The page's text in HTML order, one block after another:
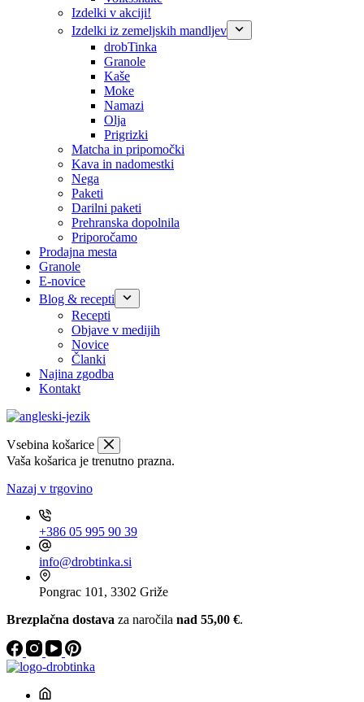
Izdelki v akciji!
Izdelki iz zemeljskih mandljev
drobTinka
Granole
Kaše
Moke
Namazi
Olja
Prigrizki
Matcha in pripomočki
Kava in nadomestki
Nega
Paketi
Darilni paketi
Prehranska dopolnila
Priporočamo
Prodajna mesta
Granole
E-novice
Blog & recepti
Recepti
Objave v medijih
Novice
Članki
Najina zgodba
Kontakt
Vsebina košarice
Vaša košarica je trenutno prazna.
Nazaj v trgovino
+386 05 995 90 39
info@drobtinka.si
Pongrac 101, 3302 Griže
Brezplačna dostava za naročila nad 55,00 €.